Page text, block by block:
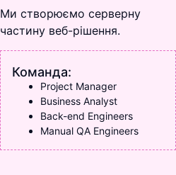
Ми створюємо серверну
частину веб-рішення.
Команда:
Project Manager
Business Analyst
Back-end Engineers
Manual QA Engineers